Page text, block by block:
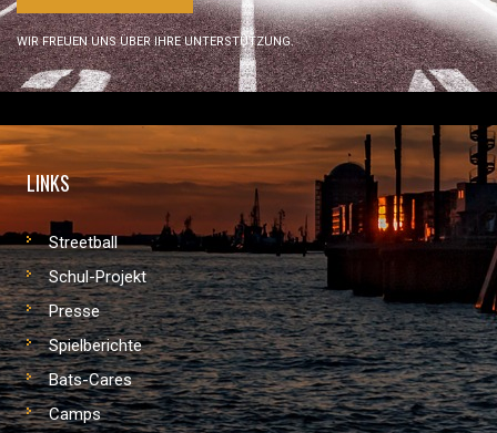
WIR FREUEN UNS ÜBER IHRE UNTERSTÜTZUNG.
LINKS
Streetball
Schul-Projekt
Presse
Spielberichte
Bats-Cares
Camps